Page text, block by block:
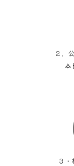
２．
本日
３